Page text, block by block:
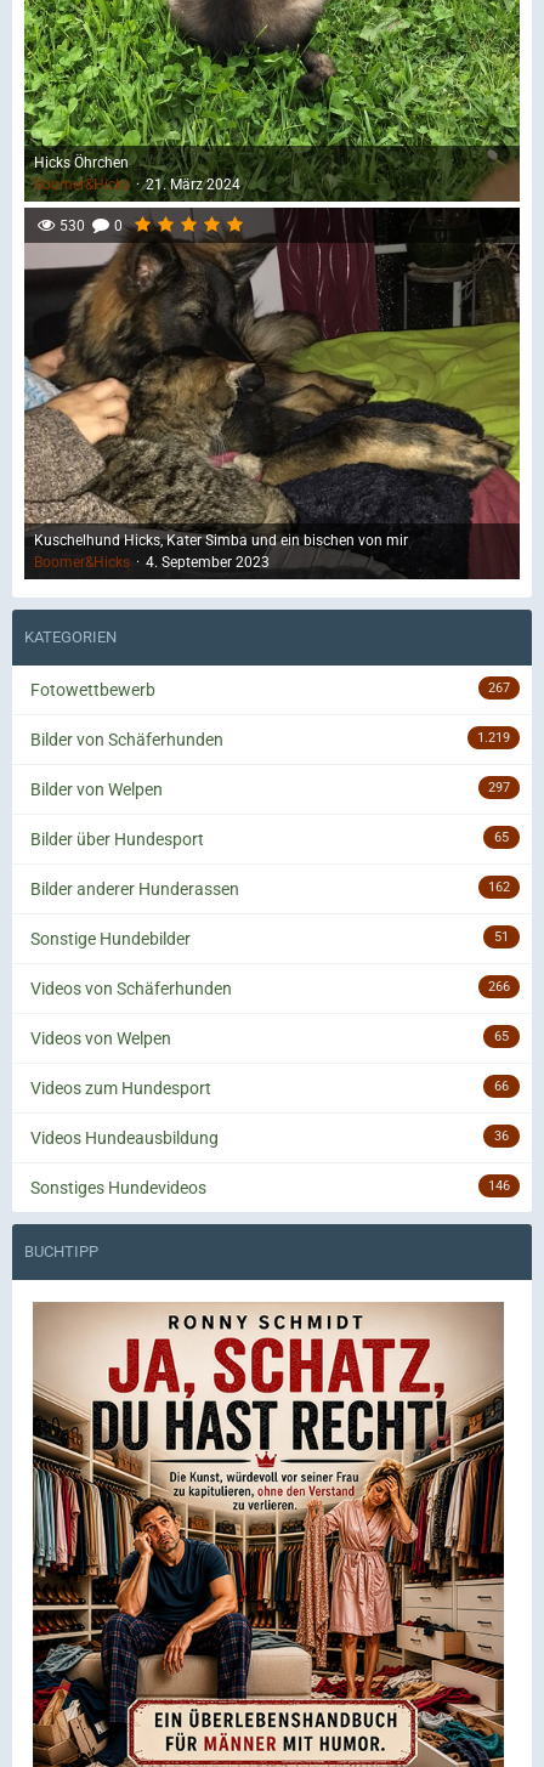
Hicks Öhrchen
Boomer&Hicks
21. März 2024
530 0
Kuschelhund Hicks, Kater Simba und ein bischen von mir
Boomer&Hicks
4. September 2023
KATEGORIEN
Fotowettbewerb 267
Bilder von Schäferhunden 1.219
Bilder von Welpen 297
Bilder über Hundesport 65
Bilder anderer Hunderassen 162
Sonstige Hundebilder 51
Videos von Schäferhunden 266
Videos von Welpen 65
Videos zum Hundesport 66
Videos Hundeausbildung 36
Sonstiges Hundevideos 146
BUCHTIPP